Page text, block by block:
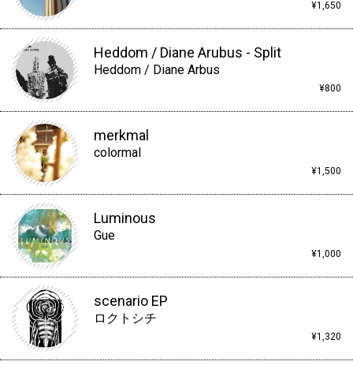
¥1,650
Heddom / Diane Arubus - Split
Heddom / Diane Arbus
¥800
merkmal
colormal
¥1,500
Luminous
Gue
¥1,000
scenario EP
ロクトシチ
¥1,320